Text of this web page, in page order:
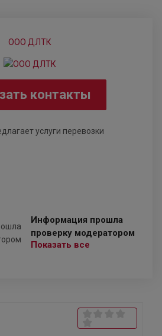
ООО ДЛТК
контакты
услуги перевозки
Информация прошла
проверку модератором
Показать все